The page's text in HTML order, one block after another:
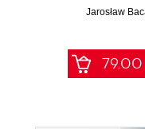
wzorce,
Jarosław
79.00